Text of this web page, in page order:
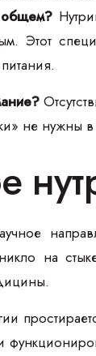
Этот
не
на